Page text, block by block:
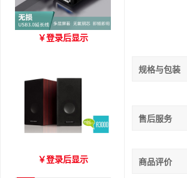
优越者Y-C479国标无氧铜
￥登录后显示
爱琴海 A3000 木质音箱
￥登录后显示
规格与包装
售后服务
商品评价